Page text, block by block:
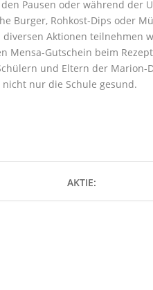
Pausen oder während der
Burger, Rohkost-Dips oder
Aktionen teilnehmen
Mensa-Gutschein beim
und Eltern der Marion-
nur die Schule gesund.
AKTIE: